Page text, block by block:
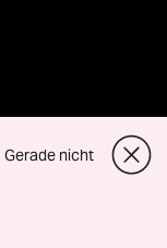
Gerade nicht